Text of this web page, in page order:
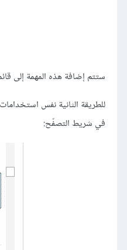
ستتم إضافة هذه المهمة إلى
للطريقة الثانية نفس
في شريط التصفّح: